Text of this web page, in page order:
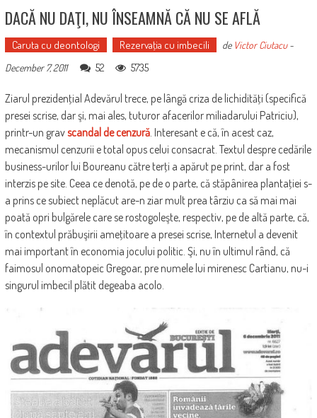
DACĂ NU DAŢI, NU ÎNSEAMNĂ CĂ NU SE AFLĂ
Caruta cu deontologi Rezervaţia cu imbecili de Victor Ciutacu-
December 7, 2011
52 5735
Ziarul prezidenţial Adevărul trece, pe lângă criza de lichidităţi (specifică
presei scrise, dar şi, mai ales, tuturor afacerilor miliadarului Patriciu),
printr-un gravscandal de cenzură. Interesant e că, în acest caz,
mecanismul cenzurii e total opus celui consacrat. Textul despre cedările
business-urilor lui Boureanu către terţi a apărut pe print, dar a fost
interzis pe site. Ceea ce denotă, pe de o parte, că stăpânirea plantaţiei s-
a prins ce subiect neplăcut are-n ziar mult prea târziu ca să mai mai
poată opri bulgărele care se rostogoleşte, respectiv, pe de altă parte, că,
în contextul prăbuşirii ameţitoare a presei scrise, Internetul a devenit
mai important în economia jocului politic. Şi, nu în ultimul rând, că
faimosul onomatopeic Gregoar, pre numele lui mirenesc Cartianu, nu-i
singurul imbecil plătit degeaba acolo.